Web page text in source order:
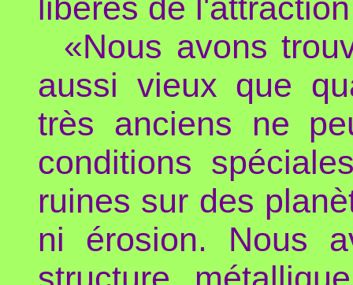
libérés de
«Nous avons
aussi vieux que
très anciens ne
conditions
ruines sur des
ni érosion. Nous